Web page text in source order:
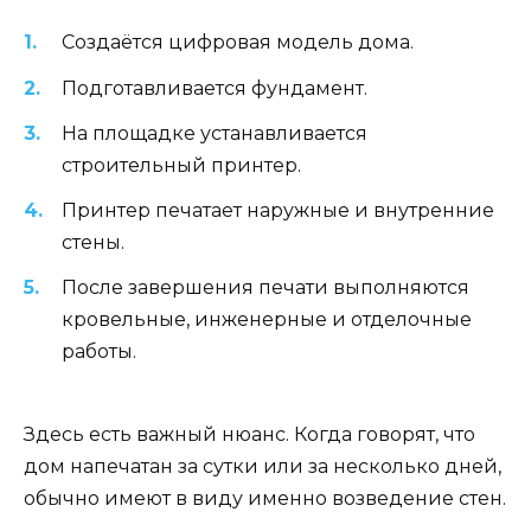
Создаётся цифровая модель дома.
Подготавливается фундамент.
На площадке устанавливается
строительный принтер.
Принтер печатает наружные и внутренние
стены.
После завершения печати выполняются
кровельные, инженерные и отделочные
работы.
Здесь есть важный нюанс. Когда говорят, что
дом напечатан за сутки или за несколько дней,
обычно имеют в виду именно возведение стен.